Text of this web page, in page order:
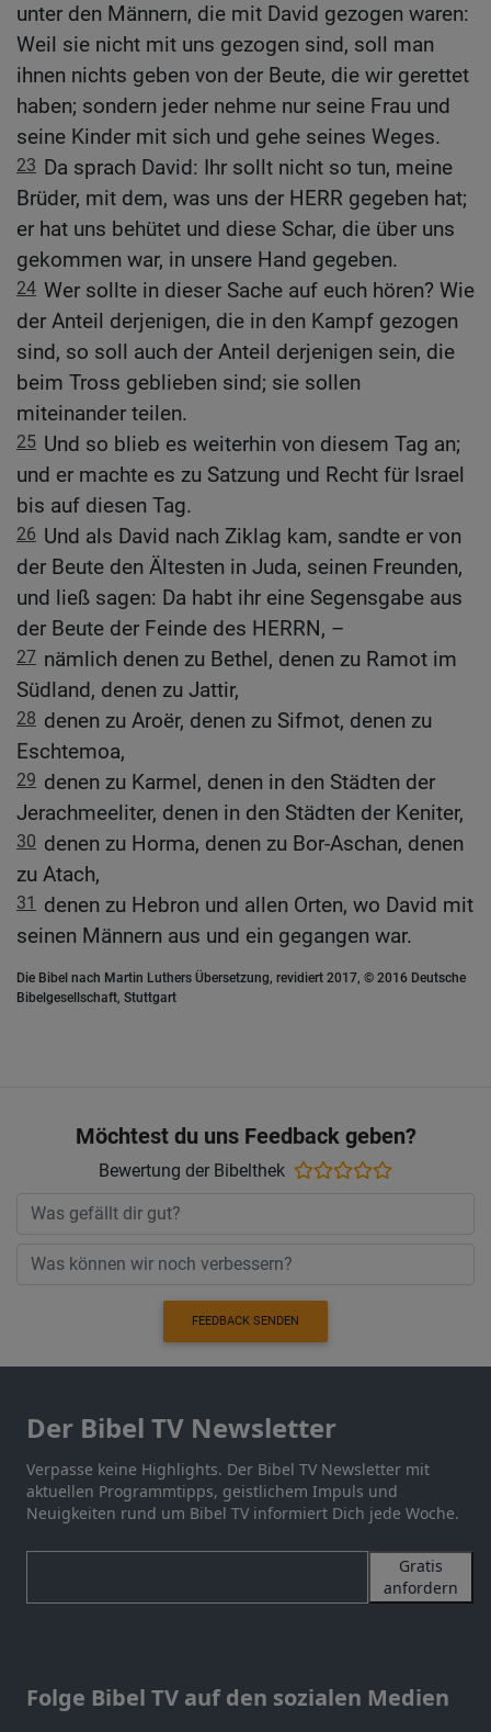
unter den Männern, die mit David gezogen waren:
Weil sie nicht mit uns gezogen sind, soll man
ihnen nichts geben von der Beute, die wir gerettet
haben; sondern jeder nehme nur seine Frau und
seine Kinder mit sich und gehe seines Weges.
23 Da sprach David: Ihr sollt nicht so tun, meine
Brüder, mit dem, was uns der HERR gegeben hat;
er hat uns behütet und diese Schar, die über uns
gekommen war, in unsere Hand gegeben.
24 Wer sollte in dieser Sache auf euch hören? Wie
der Anteil derjenigen, die in den Kampf gezogen
sind, so soll auch der Anteil derjenigen sein, die
beim Tross geblieben sind; sie sollen
miteinander teilen.
25 Und so blieb es weiterhin von diesem Tag an;
und er machte es zu Satzung und Recht für Israel
bis auf diesen Tag.
26 Und als David nach Ziklag kam, sandte er von
der Beute den Ältesten in Juda, seinen Freunden,
und ließ sagen: Da habt ihr eine Segensgabe aus
der Beute der Feinde des HERRN, –
27 nämlich denen zu Bethel, denen zu Ramot im
Südland, denen zu Jattir,
28 denen zu Aroër, denen zu Sifmot, denen zu
Eschtemoa,
29 denen zu Karmel, denen in den Städten der
Jerachmeeliter, denen in den Städten der Keniter,
30 denen zu Horma, denen zu Bor-Aschan, denen
zu Atach,
31
denen zu Hebron und allen Orten, wo David mit
seinen Männern aus und ein gegangen war.
Die Bibel nach Martin Luthers Übersetzung, revidiert 2017, © 2016 Deutsche
Bibelgesellschaft, Stuttgart
Möchtest du uns Feedback geben?
Bewertung der Bibelthek
FEEDBACK SENDEN
Der Bibel TV Newsletter
Verpasse keine Highlights. Der Bibel TV Newsletter mit
aktuellen Programmtipps, geistlichem Impuls und
Neuigkeiten rund um Bibel TV informiert Dich jede Woche.
Gratis
anfordern
Folge Bibel TV auf den sozialen Medien